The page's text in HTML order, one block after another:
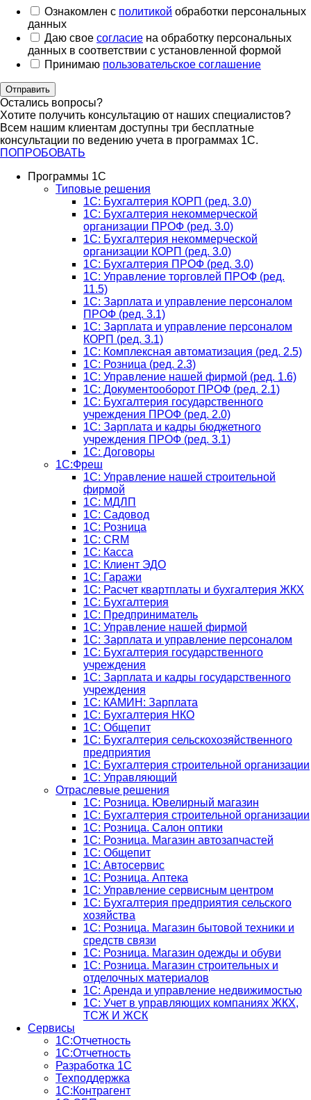
Ознакомлен с политикой обработки персональных
данных
Даю свое согласие на обработку персональных
данных в соответствии с установленной формой
Принимаю пользовательское соглашение
Отправить
Остались вопросы?
Хотите получить консультацию от наших специалистов?
Всем нашим клиентам доступны три бесплатные
консультации по ведению учета в программах 1С.
ПОПРОБОВАТЬ
Программы 1С
Типовые решения
1C: Бухгалтерия КОРП (ред. 3.0)
1С: Бухгалтерия некоммерческой
организации ПРОФ (ред. 3.0)
1С: Бухгалтерия некоммерческой
организации КОРП (ред. 3.0)
1C: Бухгалтерия ПРОФ (ред. 3.0)
1C: Управление торговлей ПРОФ (ред.
11.5)
1C: Зарплата и управление персоналом
ПРОФ (ред. 3.1)
1C: Зарплата и управление персоналом
КОРП (ред. 3.1)
1C: Комплексная автоматизация (ред. 2.5)
1С: Розница (ред. 2.3)
1С: Управление нашей фирмой (ред. 1.6)
1С: Документооборот ПРОФ (ред. 2.1)
1C: Бухгалтерия государственного
учреждения ПРОФ (ред. 2.0)
1C: Зарплата и кадры бюджетного
учреждения ПРОФ (ред. 3.1)
1С: Договоры
1С:Фреш
1С: Управление нашей строительной
фирмой
1С: МДЛП
1С: Садовод
1С: Розница
1C: CRM
1C: Касса
1С: Клиент ЭДО
1С: Гаражи
1C: Расчет квартплаты и бухгалтерия ЖКХ
1C: Бухгалтерия
1C: Предприниматель
1C: Управление нашей фирмой
1C: Зарплата и управление персоналом
1C: Бухгалтерия государственного
учреждения
1C: Зарплата и кадры государственного
учреждения
1C: КАМИН: Зарплата
1C: Бухгалтерия НКО
1С: Общепит
1С: Бухгалтерия сельскохозяйст­венного
предприятия
1С: Бухгалтерия строительной организации
1С: Управляющий
Отраслевые решения
1С: Розница. Ювелирный магазин
1С: Бухгалтерия строительной организации
1С: Розница. Салон оптики
1С: Розница. Магазин автозапчастей
1C: Общепит
1С: Автосервис
1С: Розница. Аптека
1С: Управление сервисным центром
1С: Бухгалтерия предприятия сельского
хозяйства
1С: Розница. Магазин бытовой техники и
средств связи
1С: Розница. Магазин одежды и обуви
1С: Розница. Магазин строительных и
отделочных материалов
1С: Аренда и управление недвижимостью
1C: Учет в управляющих компаниях ЖКХ,
ТСЖ И ЖСК
Сервисы
1С:Отчетность
1С:Отчетность
Разработка 1С
Техподдержка
1С:Контрагент